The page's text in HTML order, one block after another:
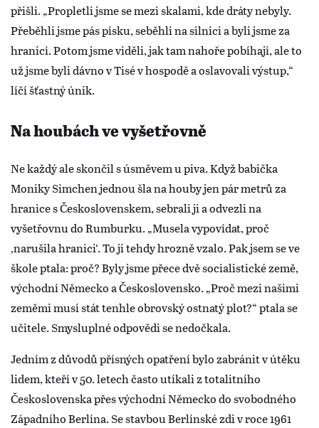
přišli. „Propletli jsme se mezi skalami, kde dráty nebyly.
Přeběhli jsme pás písku, seběhli na silnici a byli jsme za
hranicí. Potom jsme viděli, jak tam nahoře pobíhají, ale to
už jsme byli dávno v Tisé v hospodě a oslavovali výstup,“
líčí šťastný únik.
Na houbách ve vyšetřovně
Ne každý ale skončil s úsměvem u piva. Když babička
Moniky Simchen jednou šla na houby jen pár metrů za
hranice s Československem, sebrali ji a odvezli na
vyšetřovnu do Rumburku. „Musela vypovídat, proč
‚narušila hranici‘. To ji tehdy hrozně vzalo. Pak jsem se ve
škole ptala: proč? Byly jsme přece dvě socialistické země,
východní Německo a Československo. „Proč mezi našimi
zeměmi musí stát tenhle obrovský ostnatý plot?“ ptala se
učitele. Smysluplné odpovědi se nedočkala.
Jedním z důvodů přísných opatření bylo zabránit v útěku
lidem, kteří v 50. letech často utíkali z totalitního
Československa přes východní Německo do svobodného
Západního Berlína. Se stavbou Berlínské zdi v roce 1961